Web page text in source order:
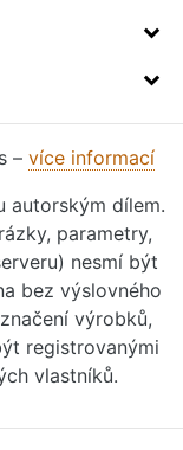
– více informací
autorským dílem.
parametry,
nesmí být
bez výslovného
výrobků,
registrovanými
vlastníků.